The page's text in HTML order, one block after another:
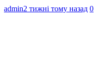
admin2 тижні тому назад 0